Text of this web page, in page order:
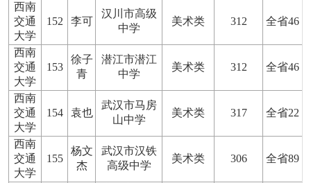
西南
交通
大学
152 李可
汉川市高级
中学
美术类 312 全省46
西南
交通
大学
153
徐子
青
潜江市潜江
中学
美术类 312 全省46
西南
交通
大学
154 袁也
武汉市马房
山中学
美术类 317 全省22
西南
交通
大学
155
杨文
杰
武汉市汉铁
高级中学
美术类 306 全省89